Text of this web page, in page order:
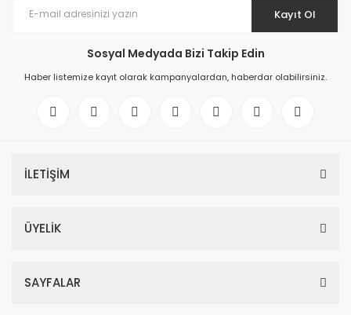
Kayıt Ol
Sosyal Medyada Bizi Takip Edin
Haber listemize kayıt olarak kampanyalardan, haberdar olabilirsiniz.
İLETİŞİM
ÜYELİK
SAYFALAR